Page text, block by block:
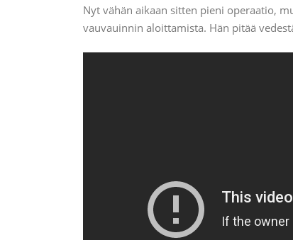
Nyt vähän aikaan sitten pieni operaatio,
vauvauinnin aloittamista. Hän pitää